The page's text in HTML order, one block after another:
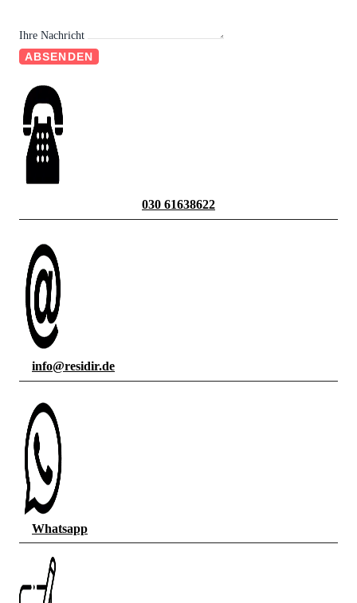
Ihre Nachricht
ABSENDEN
030 61638622
info@residir.de
Whatsapp